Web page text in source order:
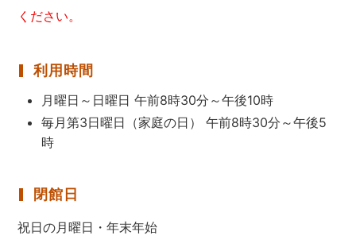
ください。
利用時間
月曜日～日曜日 午前8時30分～午後10時
毎月第3日曜日（家庭の日） 午前8時30分～午後5
時
閉館日
祝日の月曜日・年末年始